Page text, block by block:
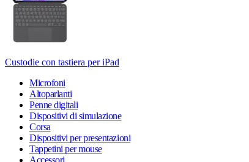
Custodie con tastiera per iPad
Microfoni
Altoparlanti
Penne digitali
Dispositivi di simulazione
Corsa
Dispositivi per presentazioni
Tappetini per mouse
Accessori